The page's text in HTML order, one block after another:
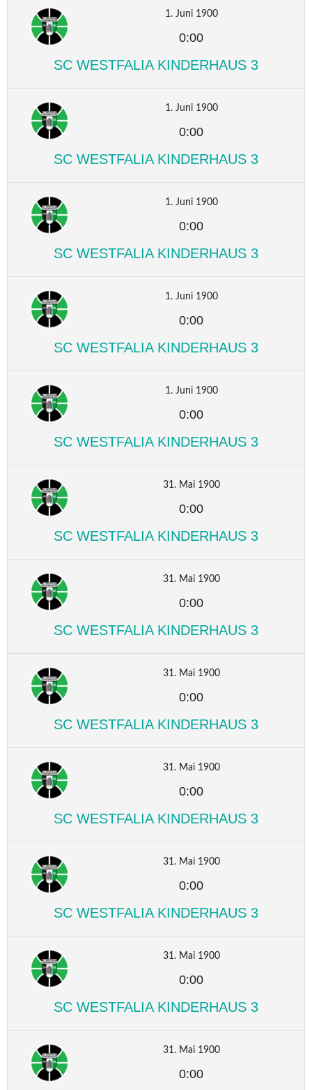
1. Juni 1900
0:00
SC WESTFALIA KINDERHAUS 3
1. Juni 1900
0:00
SC WESTFALIA KINDERHAUS 3
1. Juni 1900
0:00
SC WESTFALIA KINDERHAUS 3
1. Juni 1900
0:00
SC WESTFALIA KINDERHAUS 3
1. Juni 1900
0:00
SC WESTFALIA KINDERHAUS 3
31. Mai 1900
0:00
SC WESTFALIA KINDERHAUS 3
31. Mai 1900
0:00
SC WESTFALIA KINDERHAUS 3
31. Mai 1900
0:00
SC WESTFALIA KINDERHAUS 3
31. Mai 1900
0:00
SC WESTFALIA KINDERHAUS 3
31. Mai 1900
0:00
SC WESTFALIA KINDERHAUS 3
31. Mai 1900
0:00
SC WESTFALIA KINDERHAUS 3
31. Mai 1900
0:00